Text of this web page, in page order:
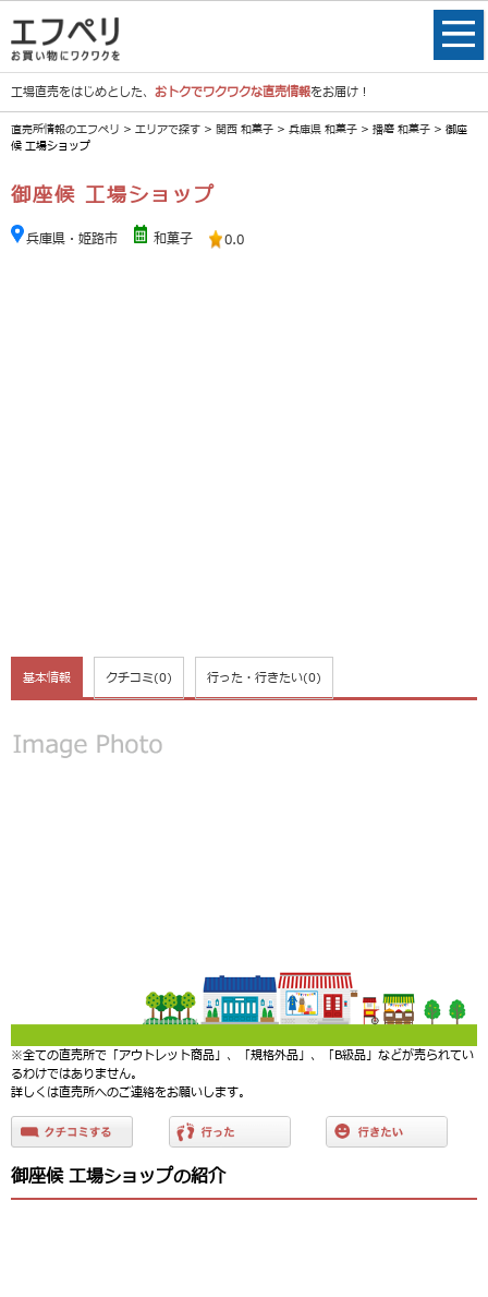
工場直売をはじめとした、 おトクでワクワクな直売情報をお届け！
直売所情報のエフペリ > エリアで探す > 関西 和菓子 > 兵庫県 和菓子 > 播磨 和菓子 > 御座
候 工場ショップ
御座候 工場ショップ
兵庫県・姫路市 和菓子 0.0
基本情報 クチコミ(0) 行った・行きたい(0)
※全ての直売所で「アウトレット商品」、「規格外品」、「B級品」などが売られてい
るわけではありません。
詳しくは直売所へのご連絡をお願いします。
御座候 工場ショップの紹介